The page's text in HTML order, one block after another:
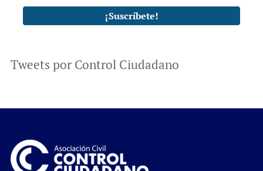
Tweets por Control Ciudadano